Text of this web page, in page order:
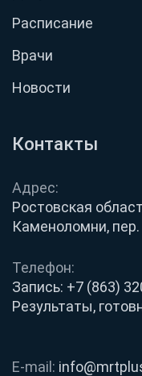
Контакты
Адрес:
Ростовская
Каменоломни,
Телефон:
Запись: +7 (863)
Результаты,
E-mail:
Расписание
Врачи
Новости